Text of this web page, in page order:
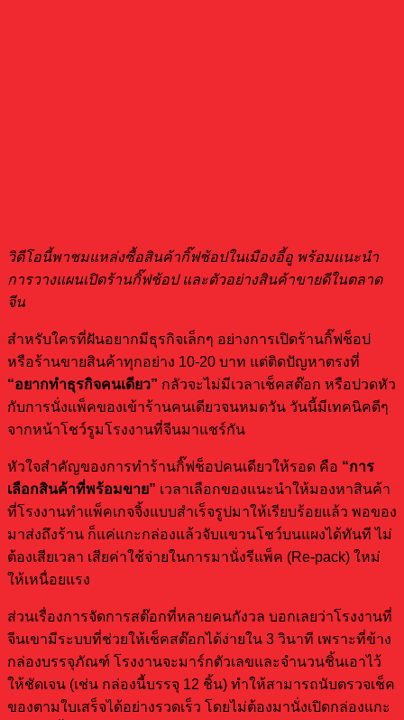
วิดีโอนี้พาชมแหล่งซื้อสินค้ากิ๊ฟช้อปในเมืองอี้อู พร้อมแนะนำ
การวางแผนเปิดร้านกิ๊ฟช้อป และตัวอย่างสินค้าขายดีในตลาด
จีน
สำหรับใครที่ฝันอยากมีธุรกิจเล็กๆ อย่างการเปิดร้านกิ๊ฟช็อป
หรือร้านขายสินค้าทุกอย่าง 10-20 บาท แต่ติดปัญหาตรงที่
“อยากทำธุรกิจคนเดียว” กลัวจะไม่มีเวลาเช็คสต๊อก หรือปวดหัว
กับการนั่งแพ็คของเข้าร้านคนเดียวจนหมดวัน วันนี้มีเทคนิคดีๆ
จากหน้าโชว์รูมโรงงานที่จีนมาแชร์กัน
หัวใจสำคัญของการทำร้านกิ๊ฟช็อปคนเดียวให้รอด คือ “การ
เลือกสินค้าที่พร้อมขาย” เวลาเลือกของแนะนำให้มองหาสินค้า
ที่โรงงานทำแพ็คเกจจิ้งแบบสำเร็จรูปมาให้เรียบร้อยแล้ว พอของ
มาส่งถึงร้าน ก็แค่แกะกล่องแล้วจับแขวนโชว์บนแผงได้ทันที ไม่
ต้องเสียเวลา เสียค่าใช้จ่ายในการมานั่งรีแพ็ค (Re-pack) ใหม่
ให้เหนื่อยแรง
ส่วนเรื่องการจัดการสต๊อกที่หลายคนกังวล บอกเลยว่าโรงงานที่
จีนเขามีระบบที่ช่วยให้เช็คสต๊อกได้ง่ายใน 3 วินาที เพราะที่ข้าง
กล่องบรรจุภัณฑ์ โรงงานจะมาร์กตัวเลขและจำนวนชิ้นเอาไว้
ให้ชัดเจน (เช่น กล่องนี้บรรจุ 12 ชิ้น) ทำให้สามารถนับตรวจเช็ค
ของตามใบเสร็จได้อย่างรวดเร็ว โดยไม่ต้องมานั่งเปิดกล่องแกะ